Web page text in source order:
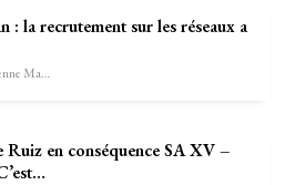
: la recrutement sur les réseaux a
Sébastien-Étienne Marechal
Ruiz en conséquence SA XV –